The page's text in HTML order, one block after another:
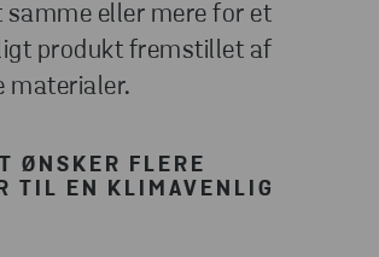
samme eller mere for et
produkt fremstillet af
materialer.
ØNSKER FLERE
TIL EN KLIMAVENLIG